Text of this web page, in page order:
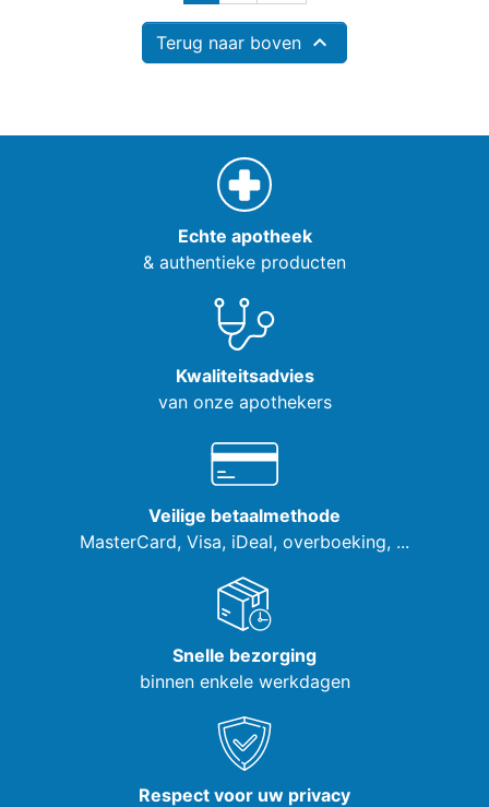
Terug naar boven 
Echte apotheek
& authentieke producten
Kwaliteitsadvies
van onze apothekers
Veilige betaalmethode
MasterCard, Visa, iDeal, overboeking, ...
Snelle bezorging
binnen enkele werkdagen
Respect voor uw privacy